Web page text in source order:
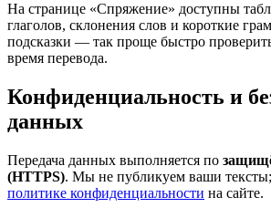
На странице «Спряжение» доступны
глаголов, склонения слов и короткие
подсказки — так проще быстро
время перевода.
Конфиденциальность и
данных
Передача данных выполняется по
(HTTPS). Мы не публикуем ваши
политике конфиденциальности на сайте.